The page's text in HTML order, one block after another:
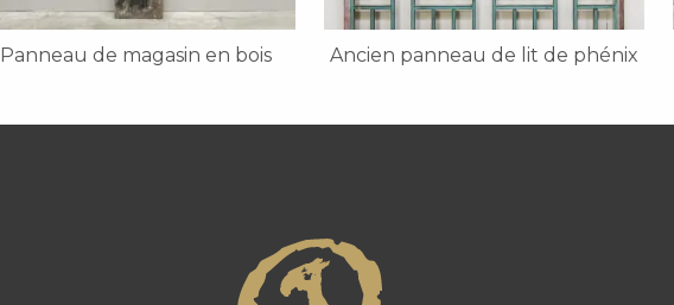
Panneau de magasin en bois Ancien panneau de lit de phénix